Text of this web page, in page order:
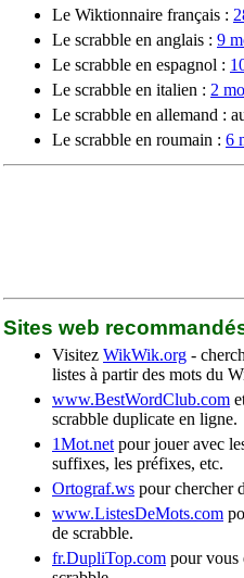
Le Wiktionnaire français :
Le scrabble en anglais : 9
Le scrabble en espagnol :
Le scrabble en italien : 2
Le scrabble en allemand :
Le scrabble en roumain : 6
Sites web
Visitez WikWik.org -
listes à partir des mots du
www.BestWordClub.com
scrabble duplicate en ligne.
1Mot.net pour jouer avec
suffixes, les préfixes, etc.
Ortograf.ws pour chercher
www.ListesDeMots.com
de scrabble.
fr.DupliTop.com pour vous